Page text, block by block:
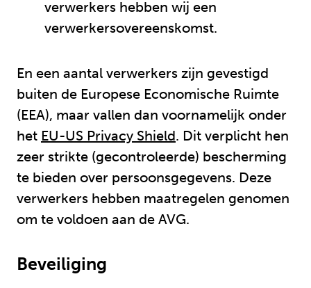
verwerkers hebben wij een
verwerkersovereenskomst.
En een aantal verwerkers zijn gevestigd
buiten de Europese Economische Ruimte
(EEA), maar vallen dan voornamelijk onder
het EU-US Privacy Shield. Dit verplicht hen
zeer strikte (gecontroleerde) bescherming
te bieden over persoonsgegevens. Deze
verwerkers hebben maatregelen genomen
om te voldoen aan de AVG.
Beveiliging